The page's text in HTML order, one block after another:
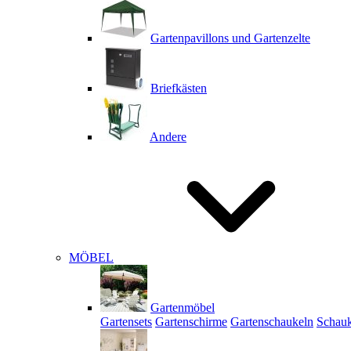
Gartenpavillons und Gartenzelte
Briefkästen
Andere
MÖBEL
Gartenmöbel
Gartensets Gartenschirme Gartenschaukeln